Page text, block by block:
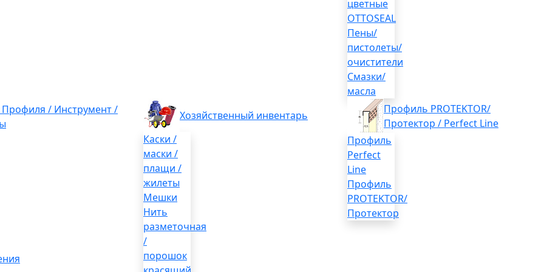
цветные
OTTOSEAL
Пены/
пистолеты/
очистители
Смазки/
масла
Профиля / Инструмент /
Хозяйственный инвентарь
Каски /
маски /
плащи /
жилеты
Мешки
Нить
разметочная
/
порошок
Профиль PROTEKTOR/
Протектор / Perfect Line
Профиль
Perfect
Line
Профиль
PROTEKTOR/
Протектор